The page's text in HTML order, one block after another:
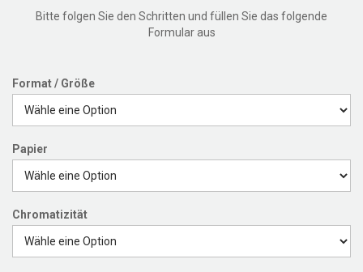
Bitte folgen Sie den Schritten und füllen Sie das folgende
Formular aus
Format / Größe
Papier
Chromatizität